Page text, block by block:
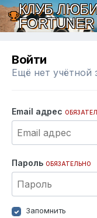
КЛУБ
FORTUNER
Войти
Ещё нет учётной
Email адрес
Пароль ОБЯЗАТЕЛЬНО
Запомнить